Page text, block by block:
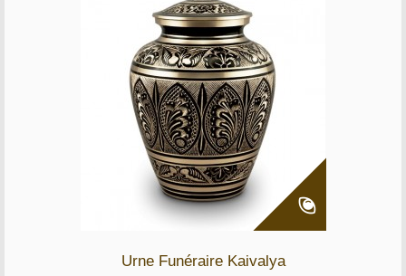
Urne Funéraire Kaivalya